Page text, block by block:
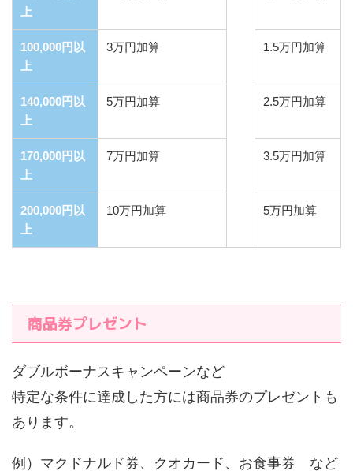
上
100,000円以
上
3万円加算 1.5万円加算
140,000円以
上
5万円加算 2.5万円加算
170,000円以
上
7万円加算 3.5万円加算
200,000円以
上
10万円加算 5万円加算
商品券プレゼント
ダブルボーナスキャンペーンなど
特定な条件に達成した方には商品券のプレゼントも
あります。
例）マクドナルド券、クオカード、お食事券 など